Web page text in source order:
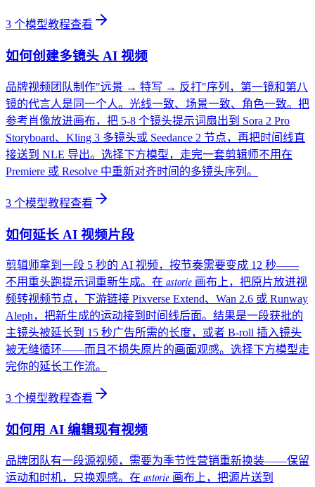
3 个模型教程查看
如何创建多镜头 AI 视频
品牌视频团队制作"远景 → 特写 → 反打"序列，第一镜和第八
镜的代言人是同一个人。光线一致、场景一致、角色一致。把
参考肖像放进画布，把 5-8 个镜头提示词扇出到 Sora 2 Pro
Storyboard、Kling 3 多镜头或 Seedance 2 节点，再把时间线直
接送到 NLE 导出。选择下方模型，走完一套剪辑师不用在
Premiere 或 Resolve 中重新对齐时间的多镜头序列。
3 个模型教程查看
如何延长 AI 视频片段
剪辑师拿到一段 5 秒的 AI 视频，按节奏需要变成 12 秒——
不用重头跑提示词重新生成。在 astorie 画布上，把原片放进视
频转视频节点，下游链接 Pixverse Extend、Wan 2.6 或 Runway
Aleph，把新生成的运动接到时间线后面。结果是一段获批的
主镜头被延长到 15 秒广告所需的长度，或者 B-roll 插入镜头
被无缝循环——而且不损失原片的画面观感。选择下方模型走
完你的延长工作流。
3 个模型教程查看
如何用 AI 编辑现有视频
品牌团队有一段源视频，需要为季节性营销重新换装——保留
运动和时机，只换观感。在 astorie 画布上，把源片送到